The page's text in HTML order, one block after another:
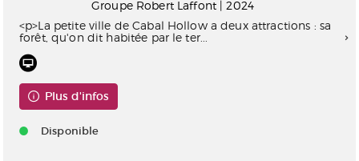
Groupe Robert Laffont | 2024
<p>La petite ville de Cabal Hollow a deux attractions : sa
forêt, qu'on dit habitée par le ter...
Plus d'infos
Disponible